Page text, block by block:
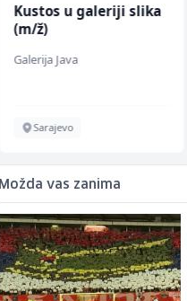
Kustos u galeriji slika
(m/ž)
Galerija Java
Sarajevo
Možda vas zanima